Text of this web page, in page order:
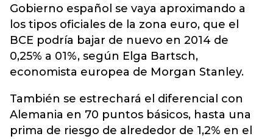
Gobierno español se vaya aproximando a
los tipos oficiales de la zona euro, que el
BCE podría bajar de nuevo en 2014 de
0,25% a 01%, según Elga Bartsch,
economista europea de Morgan Stanley.
También se estrechará el diferencial con
Alemania en 70 puntos básicos, hasta una
prima de riesgo de alrededor de 1,2% en el